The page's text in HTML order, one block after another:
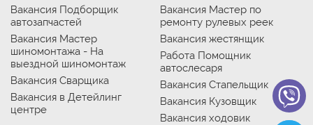
Вакансия Подборщик
автозапчастей
Вакансия Мастер
шиномонтажа - На
выездной шиномонтаж
Вакансия Сварщика
Вакансия в Детейлинг
центре
Вакансия Мастер по
ремонту рулевых реек
Вакансия жестянщик
Работа Помощник
автослесаря
Вакансия Стапельщик
Вакансия Кузовщик
Вакансия ходовик